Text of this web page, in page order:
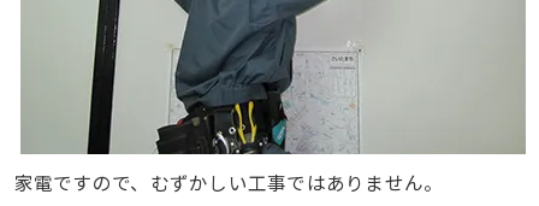
家電ですので、むずかしい工事ではありません。